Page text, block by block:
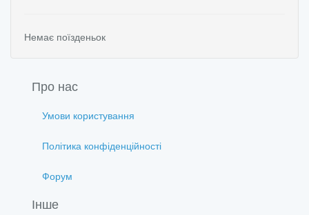
Немає поїзденьок
Про нас
Умови користування
Політика конфіденційності
Форум
Інше